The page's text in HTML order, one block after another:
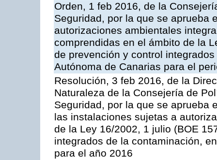
Orden, 1 feb 2016, de la
Seguridad, por la que se aprueba
autorizaciones ambientales
comprendidas en el ámbito de la
de prevención y control
Autónoma de Canarias para el
Resolución, 3 feb 2016, de la
Naturaleza de la Consejería de
Seguridad, por la que se aprueba
las instalaciones sujetas a
de la Ley 16/2002, 1 julio (BOE
integrados de la contaminación,
para el año 2016